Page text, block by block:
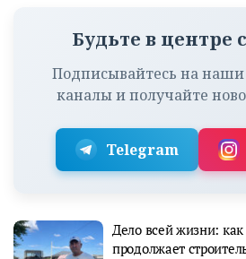
Будьте в центре
Подписывайтесь на
каналы и получайте
Telegram
Дело всей жизни:
продолжает